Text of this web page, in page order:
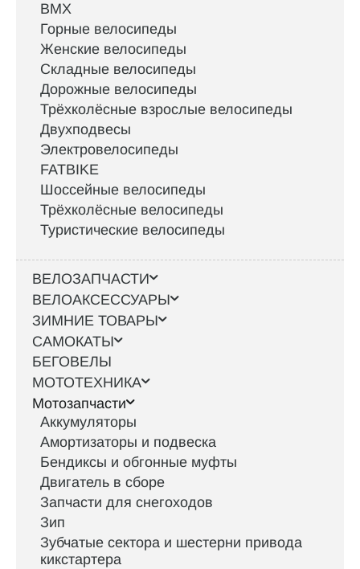
BMX
Горные велосипеды
Женские велосипеды
Складные велосипеды
Дорожные велосипеды
Трёхколёсные взрослые велосипеды
Двухподвесы
Электровелосипеды
FATBIKE
Шоссейные велосипеды
Трёхколёсные велосипеды
Туристические велосипеды
ВЕЛОЗАПЧАСТИ
ВЕЛОАКСЕССУАРЫ
ЗИМНИЕ ТОВАРЫ
САМОКАТЫ
БЕГОВЕЛЫ
МОТОТЕХНИКА
Мотозапчасти
Аккумуляторы
Амортизаторы и подвеска
Бендиксы и обгонные муфты
Двигатель в сборе
Запчасти для снегоходов
Зип
Зубчатые сектора и шестерни привода
кикстартера